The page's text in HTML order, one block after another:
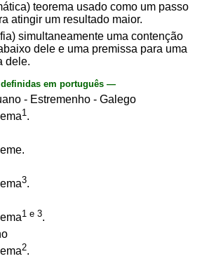
teorema usado como um passo
atingir um resultado maior.
simultaneamente uma contenção
dele e uma premissa para uma
dele.
em português —
- Estremenho - Galego
1 .
3.
1 e 3.
2.